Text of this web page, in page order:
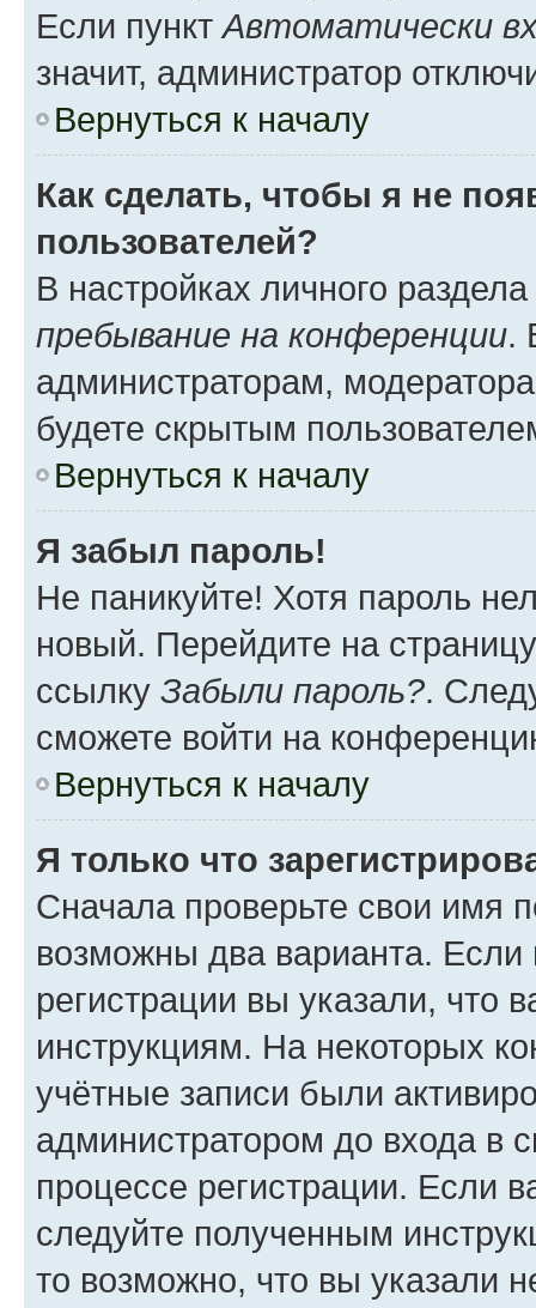
Если пунктАвтоматически
значит, администратор
Вернуться к началу
Как сделать, чтобы я не
пользователей?
В настройках личного
пребывание на конференции.
администраторам,
будете скрытым
Вернуться к началу
Я забыл пароль!
Не паникуйте! Хотя пароль
новый. Перейдите на
ссылку Забыли пароль?.
сможете войти на
Вернуться к началу
Я только что
Сначала проверьте свои имя
возможны два варианта.
регистрации вы указали, что
инструкциям. На некоторых
учётные записи были
администратором до входа в
процессе регистрации. Если
следуйте полученным
то возможно, что вы указали